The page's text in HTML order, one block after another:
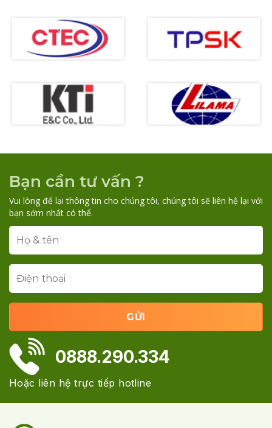
Bạn cần tư vấn ?
Vui lòng để lại thông tin cho chúng tôi, chúng tôi sẽ liên hệ lại với
bạn sớm nhất có thể.
0888.290.334
Hoặc liên hệ trực tiếp hotline